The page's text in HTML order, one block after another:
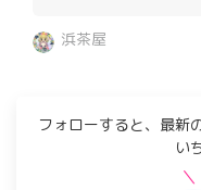
浜茶屋
フォローすると、最新
い